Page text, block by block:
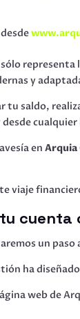
representa
y
tu saldo,
en Arquia
viaje
cuenta
un paso
ha
web de